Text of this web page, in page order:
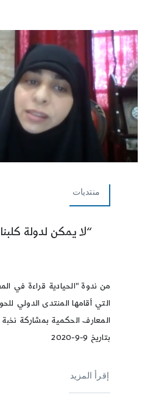
منتديات
“لا يمكن لدولة
من ندوة "الحيادية قراءة في
التي أقامها المنتدى الدولي
المعارف الحكمية بمشاركة نخبة
بتاريخ 9-9-2020
إقرأ المزيد